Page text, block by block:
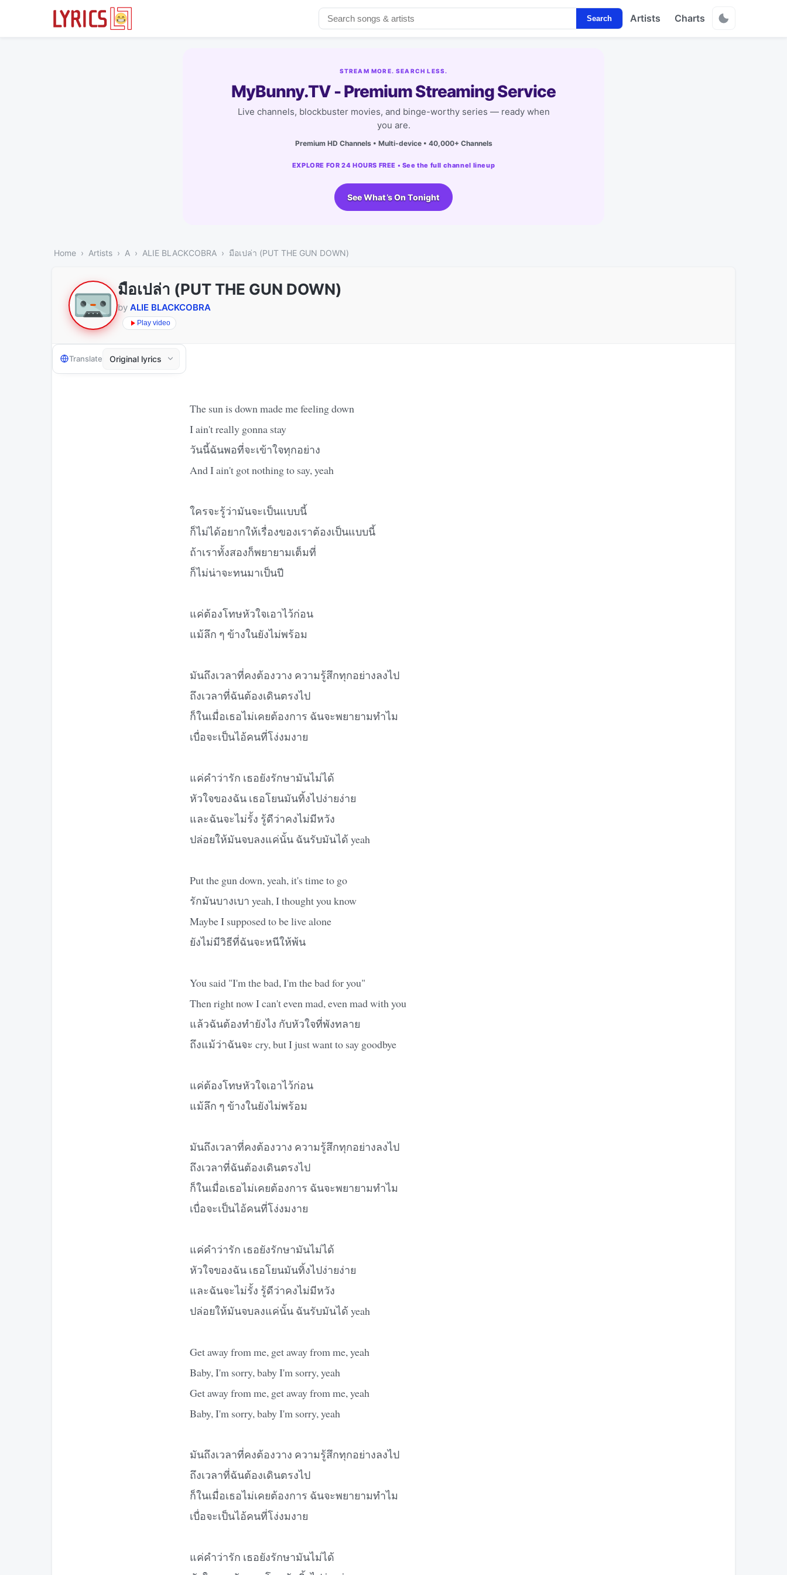
Search Artists Charts
STREAM MORE. SEARCH LESS.
MyBunny.TV - Premium Streaming Service
Live channels, blockbuster movies, and binge-worthy series — ready when
you are.
Premium HD Channels • Multi-device • 40,000+ Channels
EXPLORE FOR 24 HOURS FREE • See the full channel lineup
See What’s On Tonight
Home Artists A ALIE BLACKCOBRA มือเปล่า (PUT THE GUN DOWN)
มือเปล่า (PUT THE GUN DOWN)
by ALIE BLACKCOBRA
Play video
Translate
The sun is down made me feeling down
I ain't really gonna stay
วันนี้ฉันพอที่จะเข้าใจทุกอย่าง
And I ain't got nothing to say, yeah
ใครจะรู้ว่ามันจะเป็นแบบนี้
ก็ไม่ได้อยากให้เรื่องของเราต้องเป็นแบบนี้
ถ้าเราทั้งสองก็พยายามเต็มที่
ก็ไม่น่าจะทนมาเป็นปี
แค่ต้องโทษหัวใจเอาไว้ก่อน
แม้ลึก ๆ ข้างในยังไม่พร้อม
มันถึงเวลาที่คงต้องวาง ความรู้สึกทุกอย่างลงไป
ถึงเวลาที่ฉันต้องเดินตรงไป
ก็ในเมื่อเธอไม่เคยต้องการ ฉันจะพยายามทำไม
เบื่อจะเป็นไอ้คนที่โง่งมงาย
แค่คำว่ารัก เธอยังรักษามันไม่ได้
หัวใจของฉัน เธอโยนมันทิ้งไปง่ายง่าย
และฉันจะไม่รั้ง รู้ดีว่าคงไม่มีหวัง
ปล่อยให้มันจบลงแค่นั้น ฉันรับมันได้ yeah
Put the gun down, yeah, it's time to go
รักมันบางเบา yeah, I thought you know
Maybe I supposed to be live alone
ยังไม่มีวิธีที่ฉันจะหนีให้พ้น
You said "I'm the bad, I'm the bad for you"
Then right now I can't even mad, even mad with you
แล้วฉันต้องทำยังไง กับหัวใจที่พังทลาย
ถึงแม้ว่าฉันจะ cry, but I just want to say goodbye
แค่ต้องโทษหัวใจเอาไว้ก่อน
แม้ลึก ๆ ข้างในยังไม่พร้อม
มันถึงเวลาที่คงต้องวาง ความรู้สึกทุกอย่างลงไป
ถึงเวลาที่ฉันต้องเดินตรงไป
ก็ในเมื่อเธอไม่เคยต้องการ ฉันจะพยายามทำไม
เบื่อจะเป็นไอ้คนที่โง่งมงาย
แค่คำว่ารัก เธอยังรักษามันไม่ได้
หัวใจของฉัน เธอโยนมันทิ้งไปง่ายง่าย
และฉันจะไม่รั้ง รู้ดีว่าคงไม่มีหวัง
ปล่อยให้มันจบลงแค่นั้น ฉันรับมันได้ yeah
Get away from me, get away from me, yeah
Baby, I'm sorry, baby I'm sorry, yeah
Get away from me, get away from me, yeah
Baby, I'm sorry, baby I'm sorry, yeah
มันถึงเวลาที่คงต้องวาง ความรู้สึกทุกอย่างลงไป
ถึงเวลาที่ฉันต้องเดินตรงไป
ก็ในเมื่อเธอไม่เคยต้องการ ฉันจะพยายามทำไม
เบื่อจะเป็นไอ้คนที่โง่งมงาย
แค่คำว่ารัก เธอยังรักษามันไม่ได้